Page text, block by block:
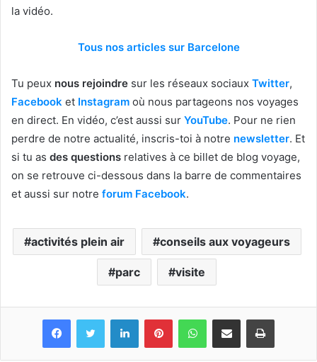
la vidéo.
Tous nos articles sur Barcelone
Tu peux nous rejoindre sur les réseaux sociaux Twitter,
Facebook et Instagram où nous partageons nos voyages
en direct. En vidéo, c’est aussi sur YouTube. Pour ne rien
perdre de notre actualité, inscris-toi à notre newsletter. Et
si tu as des questions relatives à ce billet de blog voyage,
on se retrouve ci-dessous dans la barre de commentaires
et aussi sur notre forum Facebook.
activités plein air conseils aux voyageurs
parc visite